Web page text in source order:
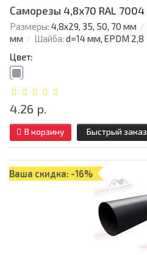
Саморезы 4,8х70 RAL 7004
Размеры: 4,8х29, 35, 50, 70 мм
мм
Шайба: d=14 мм, EPDM 2,8
Цвет:
4.26 р.
В корзину Быстрый заказ
Ваша скидка: -16%